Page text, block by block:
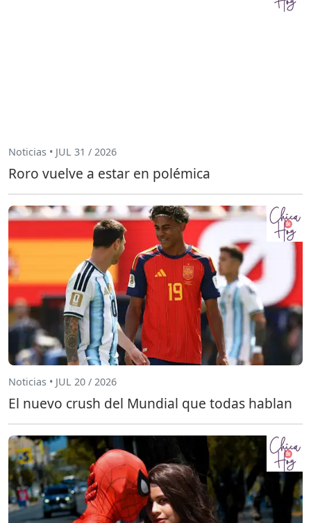
Noticias • JUL 31 / 2026
Roro vuelve a estar en polémica
Noticias • JUL 20 / 2026
El nuevo crush del Mundial que todas hablan